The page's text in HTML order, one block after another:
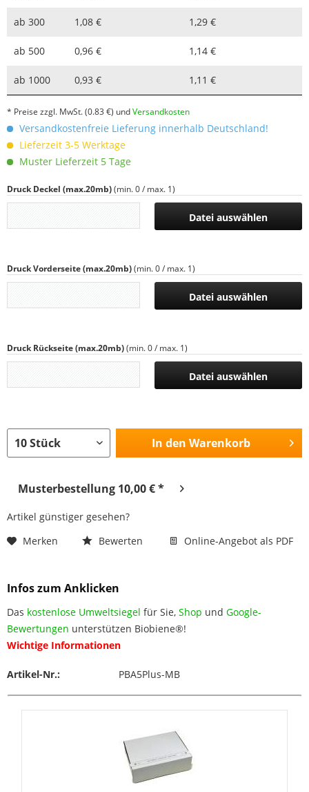
ab 300 1,08 € 1,29 €
ab 500 0,96 € 1,14 €
ab 1000 0,93 € 1,11 €
* Preise zzgl. MwSt.(0.83 €) undVersandkosten
Versandkostenfreie Lieferung innerhalb Deutschland!
Lieferzeit 3-5 Werktage
Muster Lieferzeit 5 Tage
Druck Deckel (max.20mb)(min. 0 / max. 1)
Datei auswählen
Druck Vorderseite (max.20mb)(min. 0 / max. 1)
Datei auswählen
Druck Rückseite (max.20mb)(min. 0 / max. 1)
Datei auswählen
In den Warenkorb
Musterbestellung 10,00 € *
Artikel günstiger gesehen?
Merken
Bewerten Online-Angebot als PDF
Infos zum Anklicken
Das kostenlose Umweltsiegel für Sie, Shop und Google-
Bewertungen unterstützen Biobiene®!
Wichtige Informationen
Artikel-Nr.: PBA5Plus-MB